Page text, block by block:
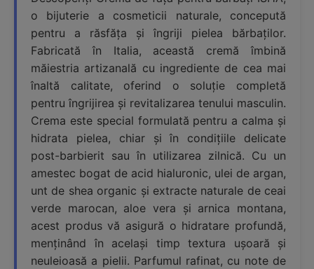
o bijuterie a cosmeticii naturale, concepută
pentru a răsfăța și îngriji pielea bărbaților.
Fabricată în Italia, această cremă îmbină
măiestria artizanală cu ingrediente de cea mai
înaltă calitate, oferind o soluție completă
pentru îngrijirea și revitalizarea tenului masculin.
Crema este special formulată pentru a calma și
hidrata pielea, chiar și în condițiile delicate
post-barbierit sau în utilizarea zilnică. Cu un
amestec bogat de acid hialuronic, ulei de argan,
unt de shea organic și extracte naturale de ceai
verde marocan, aloe vera și arnica montana,
acest produs vă asigură o hidratare profundă,
menținând în același timp textura ușoară și
neuleioasă a pielii. Parfumul rafinat, cu note de